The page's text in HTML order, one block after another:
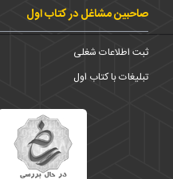
صاحبین مشاغل در کتاب اول
ثبت اطلاعات شغلی
تبلیغات با کتاب اول